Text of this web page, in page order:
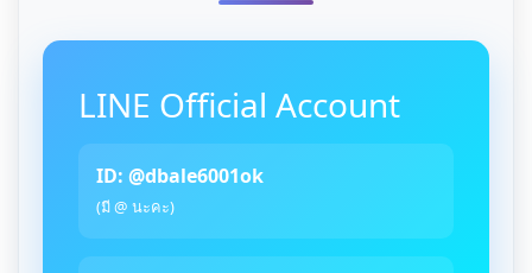
LINE Official Account
ID: @dbale6001ok
(มี @ นะคะ)